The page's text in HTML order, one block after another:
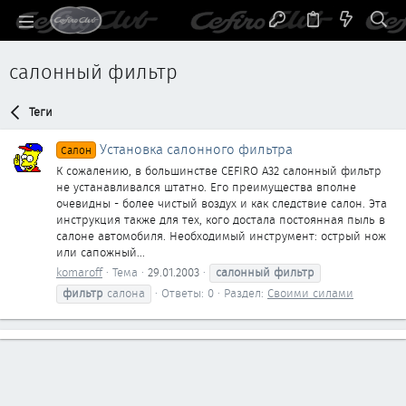
салонный фильтр
Теги
Салон Установка салонного фильтра
К сожалению, в большинстве CEFIRO A32 салонный фильтр
не устанавливался штатно. Его преимущества вполне
очевидны - более чистый воздух и как следствие салон. Эта
инструкция также для тех, кого достала постоянная пыль в
салоне автомобиля. Необходимый инструмент: острый нож
или сапожный...
komaroff Тема 29.01.2003 салонный фильтр
фильтр салона Ответы: 0 Раздел: Своими силами